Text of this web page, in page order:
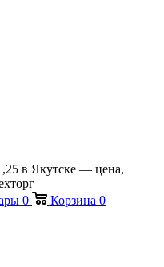
в Якутске — цена,
0 Корзина 0